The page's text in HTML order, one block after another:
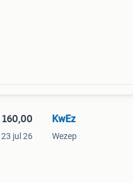
23 jul 26
KwEz
Wezep